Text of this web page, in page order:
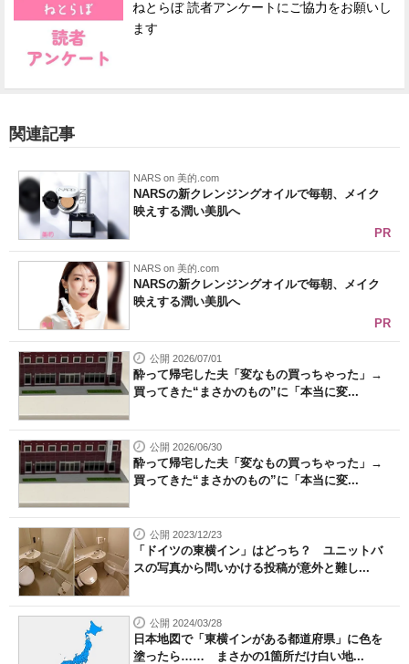
ねとらぼ 読者アンケートにご協力をお願いし
ます
関連記事
NARS on 美的.com
NARSの新クレンジングオイルで毎朝、メイク
映えする潤い美肌へ
PR
NARS on 美的.com
NARSの新クレンジングオイルで毎朝、メイク
映えする潤い美肌へ
PR
公開 2026/07/01
酔って帰宅した夫「変なもの買っちゃった」→
買ってきた“まさかのもの”に「本当に変...
公開 2026/06/30
酔って帰宅した夫「変なもの買っちゃった」→
買ってきた“まさかのもの”に「本当に変...
公開 2023/12/23
「ドイツの東横イン」はどっち？ ユニットバ
スの写真から問いかける投稿が意外と難し...
公開 2024/03/28
日本地図で「東横インがある都道府県」に色を
塗ったら…… まさかの1箇所だけ白い地...